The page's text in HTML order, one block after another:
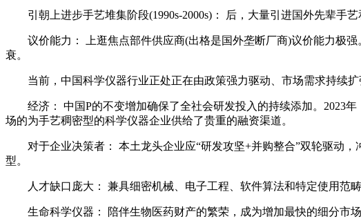
引朝上进步手艺堆集阶段(1990s-2000s)： 后，大量引进国外先辈手
议价能力： 上逛焦点部件供应商(出格是国外垄断厂商)议价能力极强
衰。
当前，中国科学仪器行业正处正在由政策强力驱动、市场需求持续扩
经济： 中国P的不变增加确保了全社会研发投入的持续添加。2023年
场的为手艺稠密型的科学仪器企业供给了贵重的融资渠道。
对于企业决策者： 本土龙头企业应“研发攻坚+并购整合”双轮驱动，
型。
人才缺口庞大： 兼具细密机械、电子工程、软件算法和特定使用范畴
生命科学仪器： 陪伴生物医药财产的繁荣，成为增加最快的细分市场